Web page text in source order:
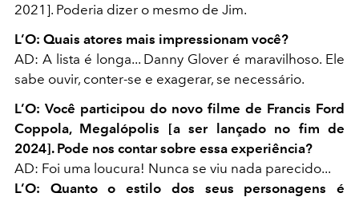
2021]. Poderia dizer o mesmo de Jim.
L’O: Quais atores mais impressionam você?
AD: A lista é longa... Danny Glover é maravilhoso. Ele
sabe ouvir, conter-se e exagerar, se necessário.
L’O: Você participou do novo filme de Francis Ford
Coppola, Megalópolis [a ser lançado no fim de
2024]. Pode nos contar sobre essa experiência?
AD: Foi uma loucura! Nunca se viu nada parecido...
L’O: Quanto o estilo dos seus personagens é